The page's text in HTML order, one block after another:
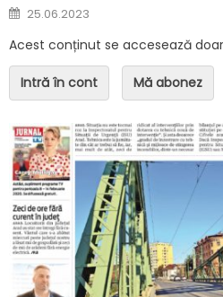
Posted on
25.06.2023
Acest conținut se accesează
Intră în cont Mă abonez